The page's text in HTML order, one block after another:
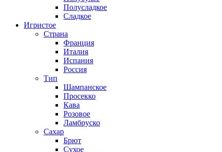
Полусладкое
Сладкое
Игристое
Страна
Франция
Италия
Испания
Россия
Тип
Шампанское
Просекко
Кава
Розовое
Ламбруско
Сахар
Брют
Сухое